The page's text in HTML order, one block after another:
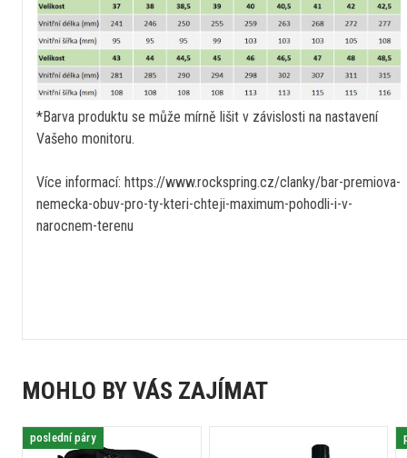
*Barva produktu se může mírně lišit v závislosti na nastavení
Vašeho monitoru.
Více informací: https://www.rockspring.cz/clanky/bar-premiova-
nemecka-obuv-pro-ty-kteri-chteji-maximum-pohodli-i-v-
narocnem-terenu
MOHLO BY VÁS ZAJÍMAT
poslední páry